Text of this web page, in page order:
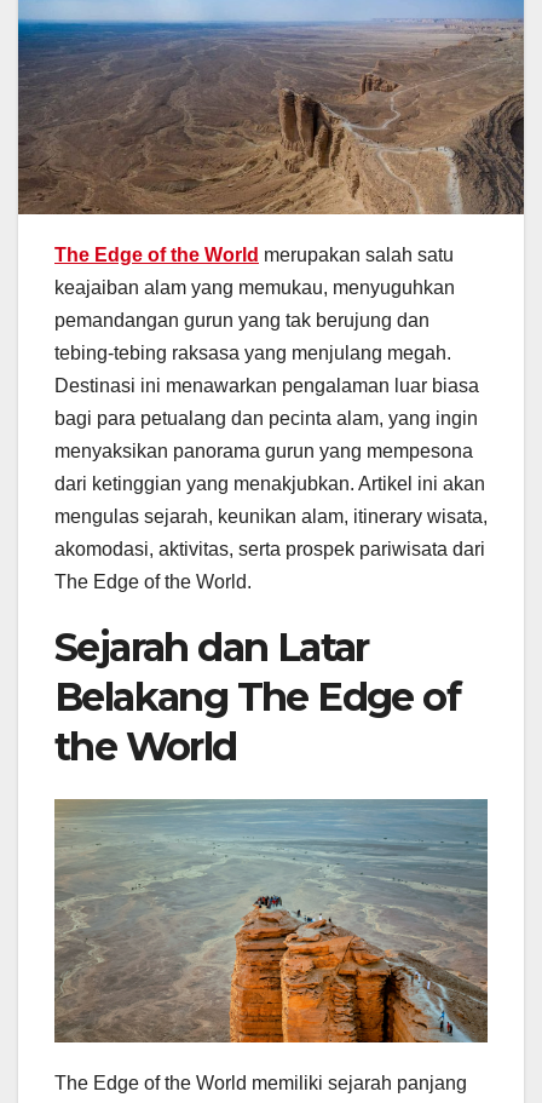
The Edge of the World merupakan salah satu
keajaiban alam yang memukau, menyuguhkan
pemandangan gurun yang tak berujung dan
tebing-tebing raksasa yang menjulang megah.
Destinasi ini menawarkan pengalaman luar biasa
bagi para petualang dan pecinta alam, yang ingin
menyaksikan panorama gurun yang mempesona
dari ketinggian yang menakjubkan. Artikel ini akan
mengulas sejarah, keunikan alam, itinerary wisata,
akomodasi, aktivitas, serta prospek pariwisata dari
The Edge of the World.
Sejarah dan Latar
Belakang The Edge of
the World
The Edge of the World memiliki sejarah panjang